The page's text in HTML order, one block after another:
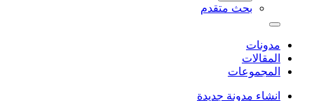
بحث متقدم
مدونات
المقالات
المجموعات
انشاء مدونة جديدة